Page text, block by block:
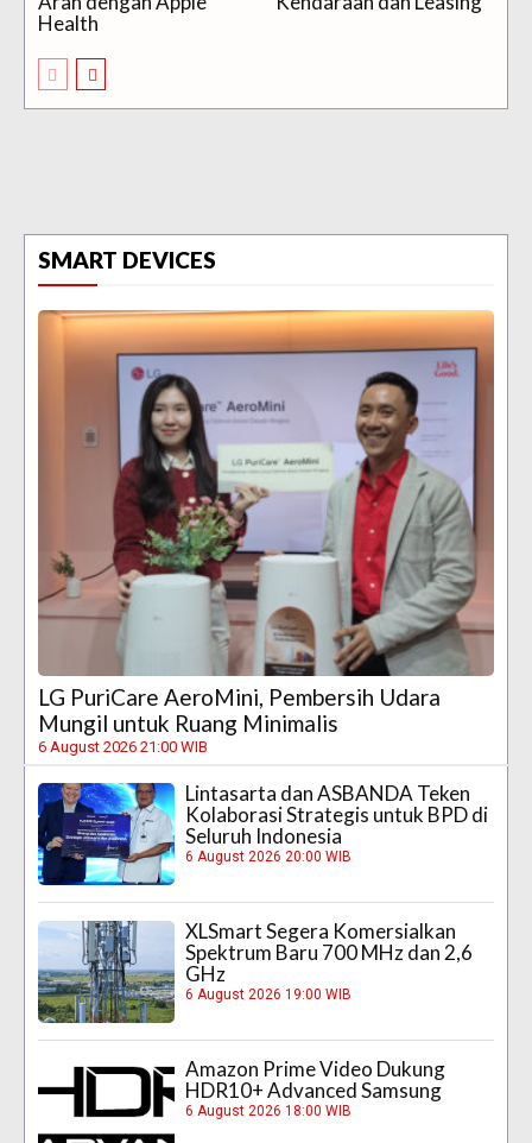
Health
SMART DEVICES
LG PuriCare AeroMini, Pembersih Udara
Mungil untuk Ruang Minimalis
6 August 2026 21:00 WIB
Lintasarta dan ASBANDA Teken
Kolaborasi Strategis untuk BPD di
Seluruh Indonesia
6 August 2026 20:00 WIB
XLSmart Segera Komersialkan
Spektrum Baru 700 MHz dan 2,6
GHz
6 August 2026 19:00 WIB
Amazon Prime Video Dukung
HDR10+ Advanced Samsung
6 August 2026 18:00 WIB